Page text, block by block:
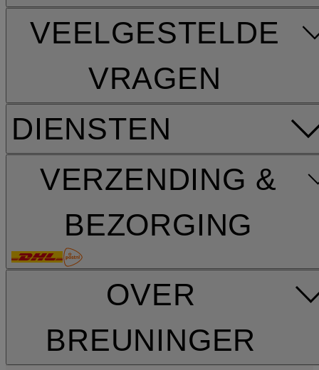
VEELGESTELDE
VRAGEN
DIENSTEN
VERZENDING &
BEZORGING
OVER
BREUNINGER